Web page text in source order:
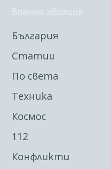
България
Статии
По света
Техника
Космос
112
Конфликти